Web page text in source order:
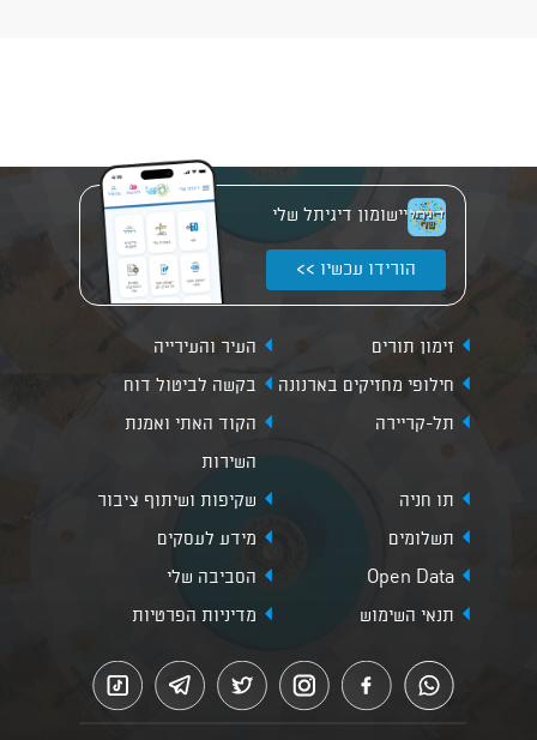
יישומון דיגיתל שלי
הורידו עכשיו >>
זימון תורים
העיר והעירייה
חילופי מחזיקים בארנונה
בקשה לביטול דוח
תל-קריירה
הקוד האתי ואמנת
השירות
תו חניה
שקיפות ושיתוף ציבור
תשלומים
מידע לעסקים
Open Data
הסביבה שלי
תנאי השימוש
מדיניות הפרטיות